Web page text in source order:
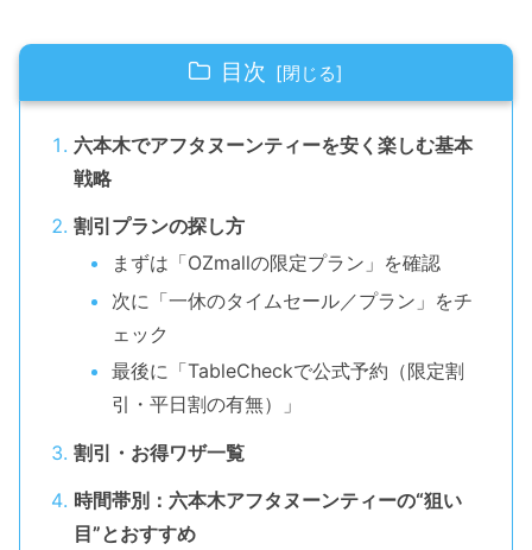
目次
六本木でアフタヌーンティーを安く楽しむ基本
戦略
割引プランの探し方
まずは「OZmallの限定プラン」を確認
次に「一休のタイムセール／プラン」をチ
ェック
最後に「TableCheckで公式予約（限定割
引・平日割の有無）」
割引・お得ワザ一覧
時間帯別：六本木アフタヌーンティーの“狙い
目”とおすすめ